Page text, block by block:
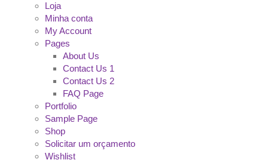
Loja
Minha conta
My Account
Pages
About Us
Contact Us 1
Contact Us 2
FAQ Page
Portfolio
Sample Page
Shop
Solicitar um orçamento
Wishlist